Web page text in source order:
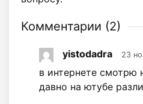
Комментарии (2)
yistodadra 23
в интернете смотрю
давно на ютубе